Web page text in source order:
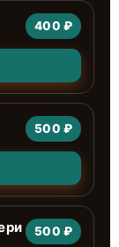
400 ₽
500 ₽
500 ₽